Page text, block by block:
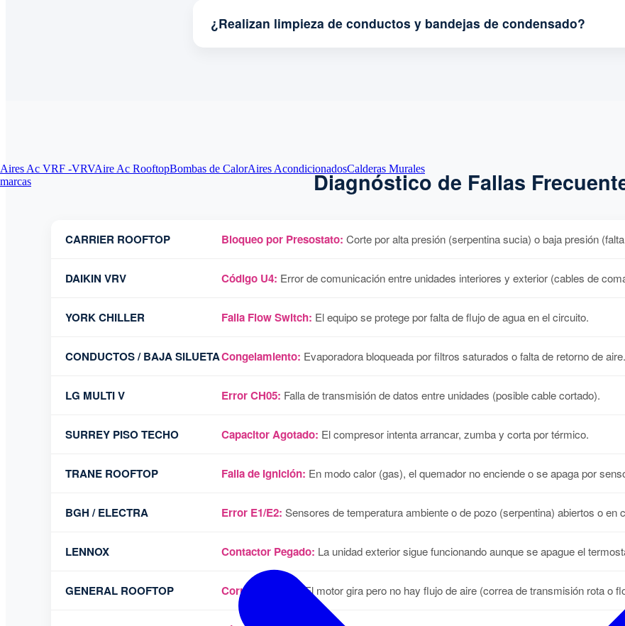
Aires Ac VRF -VRVAire Ac RooftopBombas de CalorAires AcondicionadosCalderas Murales
marcas
¿Realizan limpieza de conductos y bandejas de condensado?
Diagnóstico de Fallas
CARRIER ROOFTOP Bloqueo por Presostato: Corte por alta presión (serpentina sucia) o baja presión
DAIKIN VRV Código U4: Error de comunicación entre unidades interiores y exterior (cables de
YORK CHILLER Falla Flow Switch: El equipo se protege por falta de flujo de agua en el circuito.
CONDUCTOS / BAJA SILUETACongelamiento: Evaporadora bloqueada por filtros saturados o falta de retorno de aire.
LG MULTI V Error CH05: Falla de transmisión de datos entre unidades (posible cable cortado).
SURREY PISO TECHO Capacitor Agotado: El compresor intenta arrancar, zumba y corta por térmico.
TRANE ROOFTOP Falla de Ignición: En modo calor (gas), el quemador no enciende o se apaga por
BGH / ELECTRA Error E1/E2: Sensores de temperatura ambiente o de pozo (serpentina) abiertos o en
LENNOX Contactor Pegado: La unidad exterior sigue funcionando aunque se apague el
GENERAL ROOFTOP Correa Cortada: El motor gira pero no hay flujo de aire (correa de transmisión rota o